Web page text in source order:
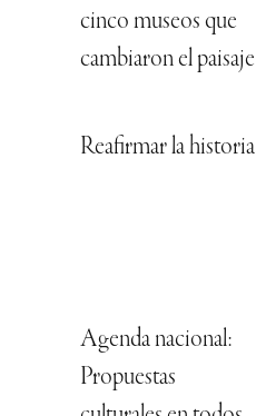
cinco museos que
cambiaron el paisaje
Reafirmar la historia
Agenda nacional:
Propuestas